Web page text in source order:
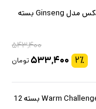
کاندوم تاخیری جینسینگ کدکس مدل Ginseng بسته
۵۴۳,۴۰۰
۲٪ ۵۳۳,۴۰۰ تومان
کاندوم کدکس مدل Warm Challenger 5in1 بسته 12